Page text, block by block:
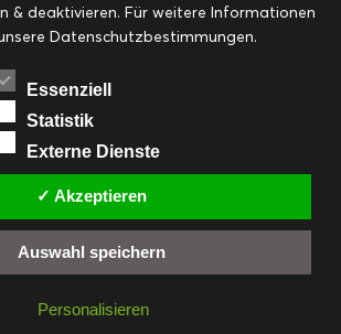
Ohne Kategorie Ostern Resteküche
SliderStartseite
& Vorspeisen
Salate & Suppen
Workshops & Events
PINTEREST
EMAIL
INSTAGRAM
& deaktivieren. Für weitere Informationen
Datenschutzbestimmungen.
Essenziell
Statistik
Externe Dienste
✓ Akzeptieren
Auswahl speichern
Personalisieren